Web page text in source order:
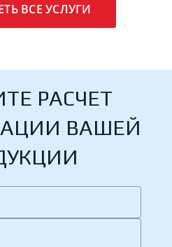
ВСЕ УСЛУГИ
РАСЧЕТ
ВАШЕЙ